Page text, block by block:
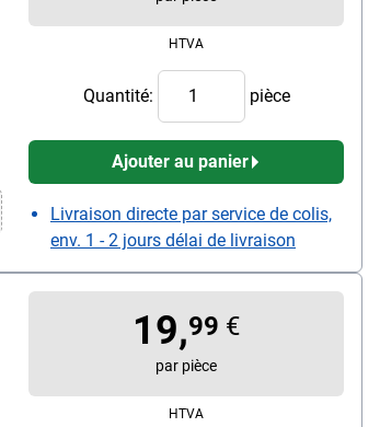
HTVA
Quantité: pièce
Ajouter au panier
Livraison directe par service de colis,
env. 1 - 2 jours délai de livraison
19,99 €
par pièce
HTVA